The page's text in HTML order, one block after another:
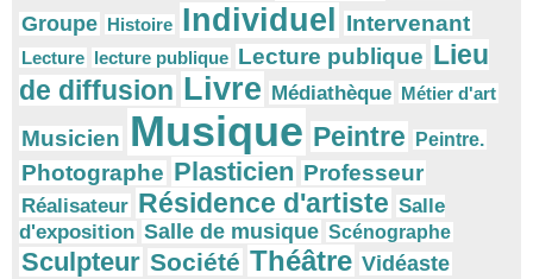
Groupe Histoire Individuel Intervenant
Lecture lecture publique Lecture publique Lieu
de diffusion Livre Médiathèque Métier d'art
Musicien Musique Peintre Peintre.
Photographe Plasticien Professeur
Réalisateur Résidence d'artiste Salle
d'exposition Salle de musique Scénographe
Sculpteur Société Théâtre Vidéaste